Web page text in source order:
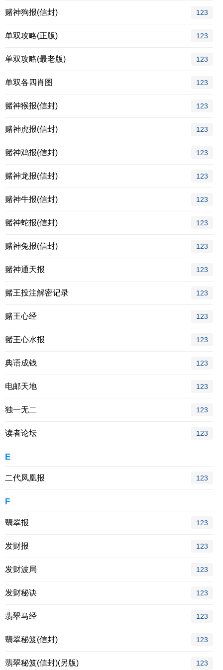
赌神狗报(信封) 123
单双攻略(正版) 123
单双攻略(最老版) 123
单双各四肖图 123
赌神猴报(信封) 123
赌神虎报(信封) 123
赌神鸡报(信封) 123
赌神龙报(信封) 123
赌神牛报(信封) 123
赌神蛇报(信封) 123
赌神兔报(信封) 123
赌神通天报 123
赌王投注解密记录 123
赌王心经 123
赌王心水报 123
典语成钱 123
电邮天地 123
独一无二 123
读者论坛 123
E
二代凤凰报 123
F
翡翠报 123
发财报 123
发财波局 123
发财秘诀 123
翡翠马经 123
翡翠秘笈(信封) 123
翡翠秘笈(信封)(另版) 123